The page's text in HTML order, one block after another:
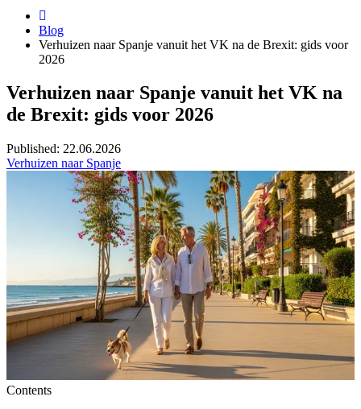
Blog
Verhuizen naar Spanje vanuit het VK na de Brexit: gids voor
2026
Verhuizen naar Spanje vanuit het VK na
de Brexit: gids voor 2026
Published: 22.06.2026
Verhuizen naar Spanje
Contents